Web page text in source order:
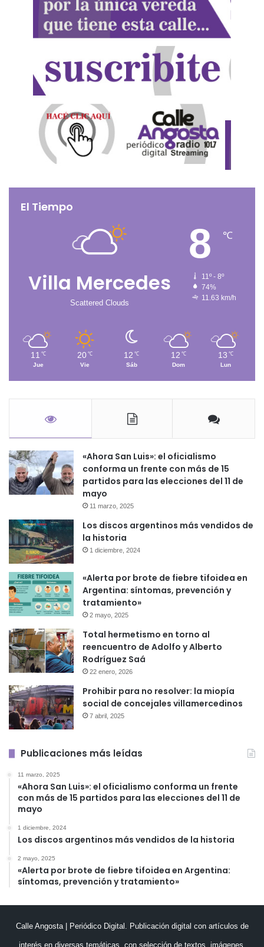
El Tiempo
Villa Mercedes
Scattered Clouds
8 ℃
11º - 8º
74%
11.63 km/h
11 ℃
Jue
20 ℃
Vie
12 ℃
Sáb
12 ℃
Dom
13 ℃
Lun
«Ahora San Luis»: el oficialismo
conforma un frente con más de 15
partidos para las elecciones del 11 de
mayo
11 marzo, 2025
Los discos argentinos más vendidos de
la historia
1 diciembre, 2024
«Alerta por brote de fiebre tifoidea en
Argentina: síntomas, prevención y
tratamiento»
2 mayo, 2025
Total hermetismo en torno al
reencuentro de Adolfo y Alberto
Rodríguez Saá
22 enero, 2026
Prohibir para no resolver: la miopía
social de concejales villamercedinos
7 abril, 2025
Publicaciones más leídas
11 marzo, 2025
«Ahora San Luis»: el oficialismo conforma un frente
con más de 15 partidos para las elecciones del 11 de
mayo
1 diciembre, 2024
Los discos argentinos más vendidos de la historia
2 mayo, 2025
«Alerta por brote de fiebre tifoidea en Argentina:
síntomas, prevención y tratamiento»
Calle Angosta | Periódico Digital. Publicación digital con artículos de
interés en diversas temáticas, con selección de textos, imágenes,